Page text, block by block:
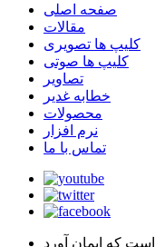
صفحه اصلی
مقالات
کلیپ ها تصویری
کلیپ ها صوتی
تصاویر
خطابه غدیر
محصولات
نرم افزار
تماس با ما